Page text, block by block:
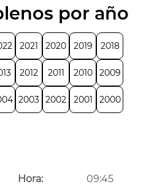
por año
2021 2020 2019 2018
2012 2011 2010 2009
2003 2002 2001 2000
Hora: 09:45